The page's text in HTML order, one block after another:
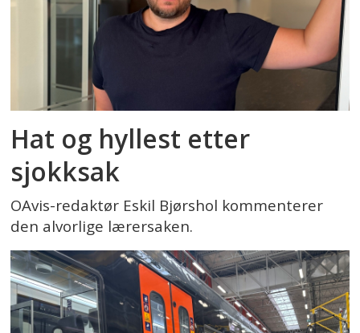
Hat og hyllest etter
sjokksak
OAvis-redaktør Eskil Bjørshol kommenterer
den alvorlige lærersaken.